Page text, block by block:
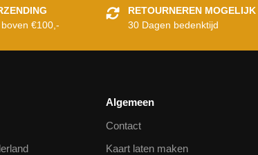
€100,-
RETOURNEREN MOGELIJK
30 Dagen bedenktijd
Algemeen
Contact
Kaart laten maken